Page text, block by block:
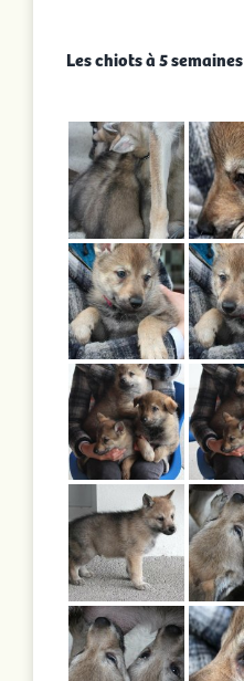
Les chiots à 5 semaines